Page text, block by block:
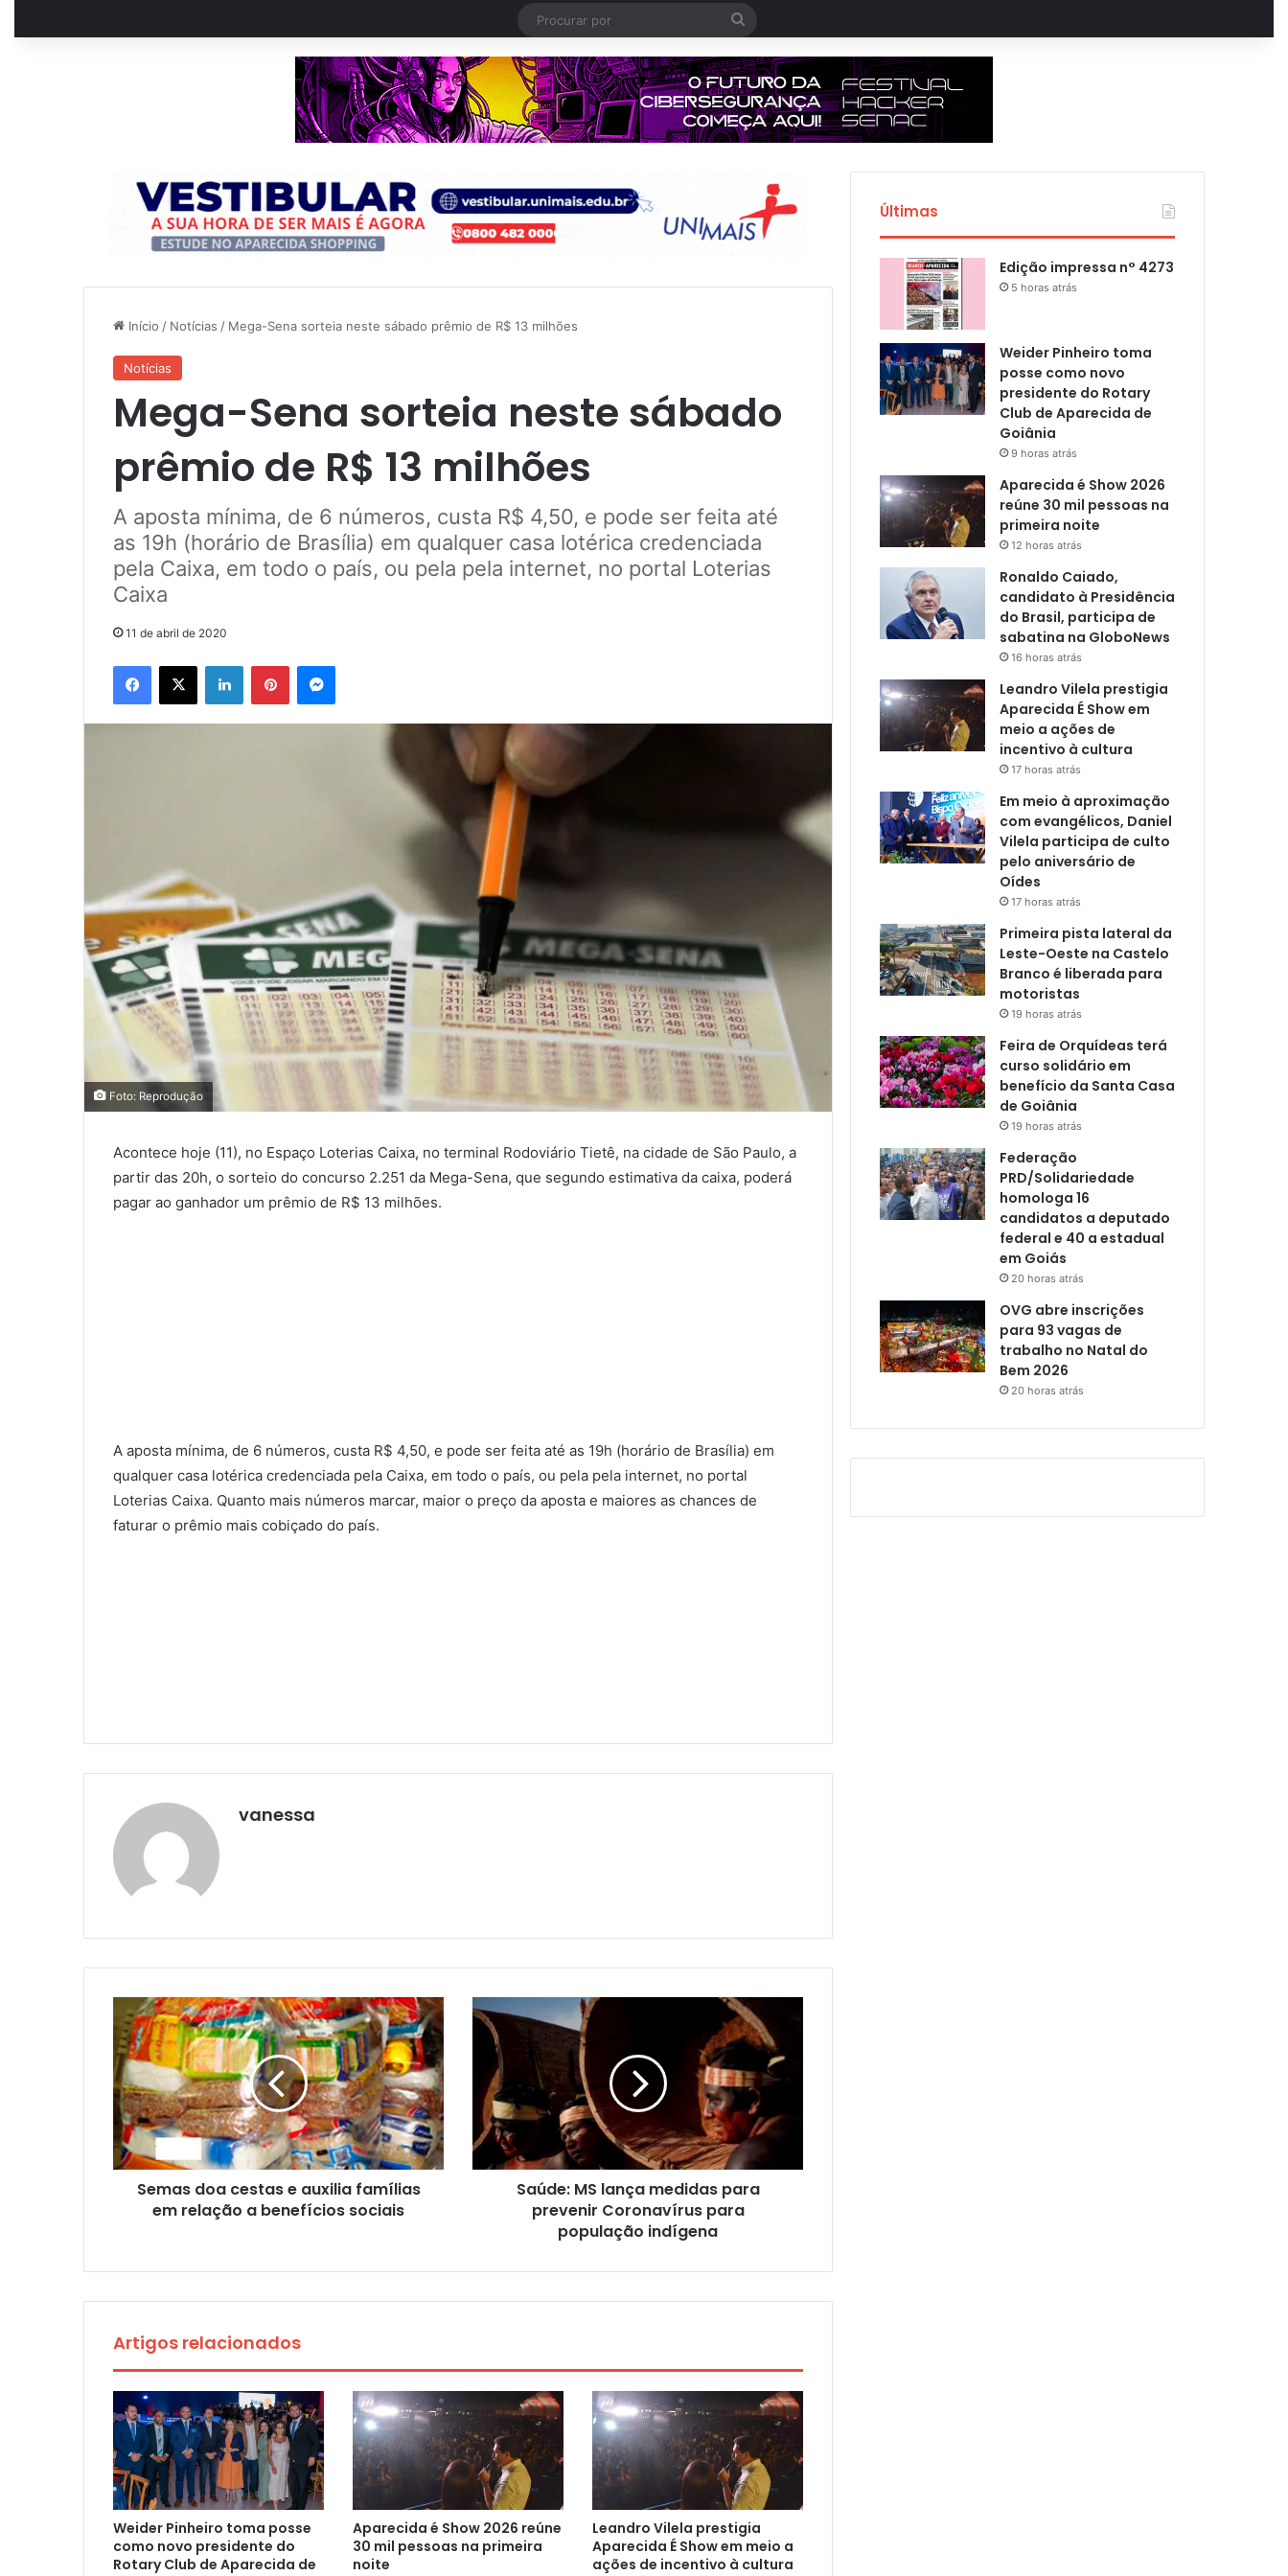
Procurar
por
Início / Notícias / Mega-Sena sorteia neste sábado prêmio de R$ 13 milhões
Notícias
Mega-Sena sorteia neste sábado
prêmio de R$ 13 milhões
A aposta mínima, de 6 números, custa R$ 4,50, e pode ser feita até
as 19h (horário de Brasília) em qualquer casa lotérica credenciada
pela Caixa, em todo o país, ou pela pela internet, no portal Loterias
Caixa
11 de abril de 2020
Facebook
X LinkedinPinterestMessenger
Foto: Reprodução
Acontece hoje (11), no Espaço Loterias Caixa, no terminal Rodoviário Tietê, na cidade de São Paulo, a
partir das 20h, o sorteio do concurso 2.251 da Mega-Sena, que segundo estimativa da caixa, poderá
pagar ao ganhador um prêmio de R$ 13 milhões.
A aposta mínima, de 6 números, custa R$ 4,50, e pode ser feita até as 19h (horário de Brasília) em
qualquer casa lotérica credenciada pela Caixa, em todo o país, ou pela pela internet, no portal
Loterias Caixa. Quanto mais números marcar, maior o preço da aposta e maiores as chances de
faturar o prêmio mais cobiçado do país.
vanessa
Semas doa cestas e auxilia famílias
em relação a benefícios sociais
Saúde: MS lança medidas para
prevenir Coronavírus para
população indígena
Artigos relacionados
Weider Pinheiro toma posse
como novo presidente do
Rotary Club de Aparecida de
Aparecida é Show 2026 reúne
30 mil pessoas na primeira
noite
Leandro Vilela prestigia
Aparecida É Show em meio a
ações de incentivo à cultura
Últimas
Edição impressa n° 4273
5 horas atrás
Weider Pinheiro toma
posse como novo
presidente do Rotary
Club de Aparecida de
Goiânia
9 horas atrás
Aparecida é Show 2026
reúne 30 mil pessoas na
primeira noite
12 horas atrás
Ronaldo Caiado,
candidato à Presidência
do Brasil, participa de
sabatina na GloboNews
16 horas atrás
Leandro Vilela prestigia
Aparecida É Show em
meio a ações de
incentivo à cultura
17 horas atrás
Em meio à aproximação
com evangélicos, Daniel
Vilela participa de culto
pelo aniversário de
Oídes
17 horas atrás
Primeira pista lateral da
Leste-Oeste na Castelo
Branco é liberada para
motoristas
19 horas atrás
Feira de Orquídeas terá
curso solidário em
benefício da Santa Casa
de Goiânia
19 horas atrás
Federação
PRD/Solidariedade
homologa 16
candidatos a deputado
federal e 40 a estadual
em Goiás
20 horas atrás
OVG abre inscrições
para 93 vagas de
trabalho no Natal do
Bem 2026
20 horas atrás